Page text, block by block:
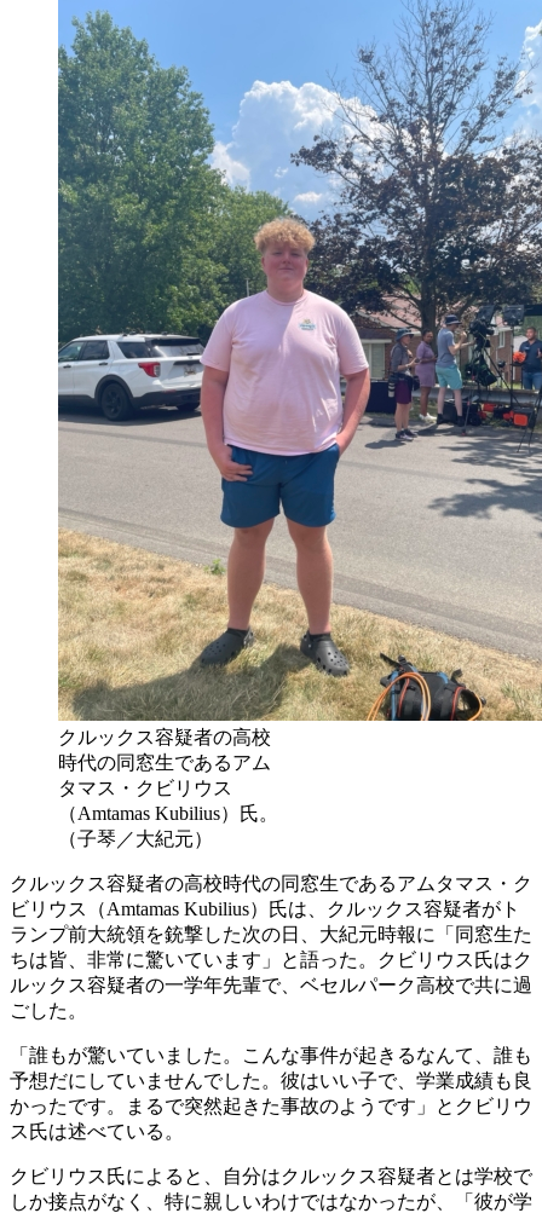
クルックス容疑者の高校
時代の同窓生であるアム
タマス・クビリウス
（Amtamas Kubilius）氏。
（子琴／大紀元）
クルックス容疑者の高校時代の同窓生であるアムタマス・ク
ビリウス（Amtamas Kubilius）氏は、クルックス容疑者がト
ランプ前大統領を銃撃した次の日、大紀元時報に「同窓生た
ちは皆、非常に驚いています」と語った。クビリウス氏はク
ルックス容疑者の一学年先輩で、ベセルパーク高校で共に過
ごした。
「誰もが驚いていました。こんな事件が起きるなんて、誰も
予想だにしていませんでした。彼はいい子で、学業成績も良
かったです。まるで突然起きた事故のようです」とクビリウ
ス氏は述べている。
クビリウス氏によると、自分はクルックス容疑者とは学校で
しか接点がなく、特に親しいわけではなかったが、「彼が学